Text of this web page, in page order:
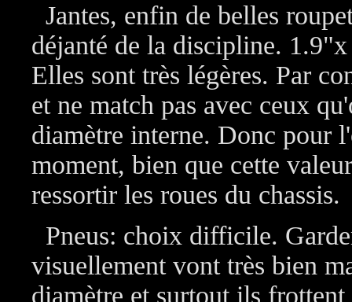
Jantes, enfin de belles
déjanté de la discipline.
Elles sont très légères. Par
et ne match pas avec ceux
diamètre interne. Donc pour
moment, bien que cette
ressortir les roues du chassis.
Pneus: choix difficile.
visuellement vont très bien
diamètre et surtout ils frottent